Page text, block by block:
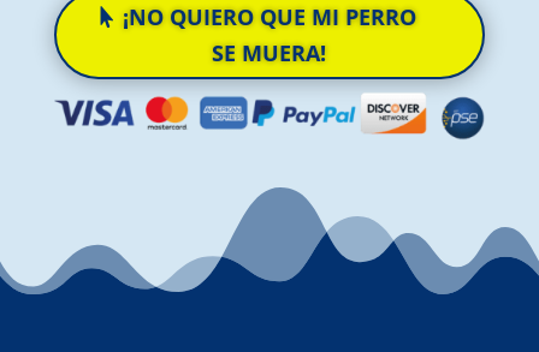
¡NO QUIERO QUE MI PERRO
SE MUERA!